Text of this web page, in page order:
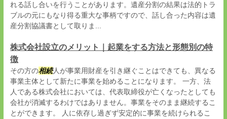
れる話し合いを行うことがあります。遺産分割の結果は法的トラ
ブルの元にもなり得る重大な事柄ですので、話し合った内容は遺
産分割協議書として取りま...
株式会社設立のメリット｜起業をする方法と形態別の特
徴
その方の相続人が事業用財産を引き継ぐことはできても、異なる
事業主体として新たに事業を始めることになります。 一方、法
人である株式会社においては、代表取締役が亡くなったとしても
会社が消滅するわけではありません。事業をそのまま継続するこ
とができます。 人に依存し過ぎず安定的に事業を続けられるこ